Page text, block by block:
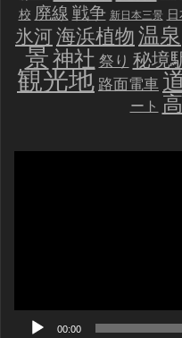
校 廃線戦争 新日本三景
氷河海浜植物温泉
景神社 祭り 秘境
観光地 路面電車
ート
00:00